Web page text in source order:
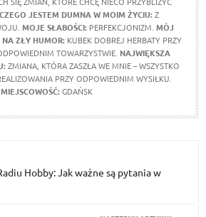
JESTEM DUMNA W MOIM ŻYCIU:Z
MOJE SŁABOŚCI: PERFEKCJONIZM. MÓJ
NA ZŁY HUMOR:KUBEK DOBREJ HERBATY PRZY
TOWARZYSTWIE. NAJWIĘKSZA
ZMIANA, KTÓRA ZASZŁA WE MNIE – WSZYSTKO
PRZY ODPOWIEDNIM WYSIŁKU.
MIEJSCOWOŚĆ:GDAŃSK
Hobby: Jak ważne są pytania w